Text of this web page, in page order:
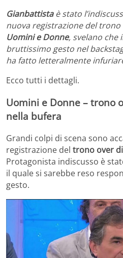
Gianbattistaè stato
nuova registrazione del
Uomini e Donne, svelano che
bruttissimo gesto nel
ha fatto letteralmente
Ecco tutti i dettagli.
Uomini e Donne – trono
nella bufera
Grandi colpi di scena sono
registrazione del trono over
Protagonista indiscusso è
il quale si sarebbe reso
gesto.